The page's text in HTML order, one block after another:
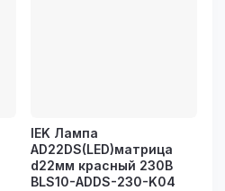
IEK Лампа
AD22DS(LED)матрица
d22мм красный 230В
BLS10-ADDS-230-K04